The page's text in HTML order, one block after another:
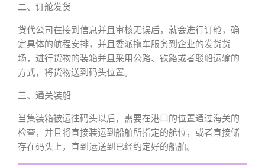
二、订舱发货
货代公司在接到信息并且审核无误后，就会进行订舱，确
定具体的航程安排，并且委派拖车服务到企业的发货货
场，进行货物的装箱并且采用公路、铁路或者驳船运输的
方式，将货物送到码头位置。
三、通关装船
当集装箱被运往码头以后，需要在港口的位置通过海关的
检查，并且将直接装运到船舶所指定的舱位，或者直接储
存在码头上，直到运送到已经约定好的船舶。